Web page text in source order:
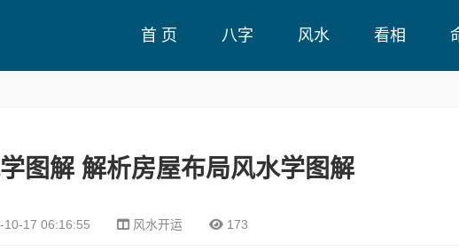
首 页 八字 风水 看相
图解 解析房屋布局风水学图解
10-17 06:16:55 风水开运 173